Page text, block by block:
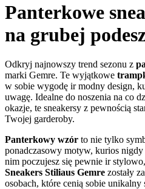
Panterkowe
na grubej
Odkryj najnowszy trend sezonu z
marki Gemre. Te wyjątkowe
w sobie wygodę ir modny design,
uwagę. Idealne do noszenia na co
okazje, te sneakersy z pewnością
Twojej garderoby.
Panterkowy wzór to nie tylko
ponadczasowy motyw, kurios
nim poczujesz się pewnie ir
Sneakers Stiliaus Gemre zostały
osobach, które cenią sobie